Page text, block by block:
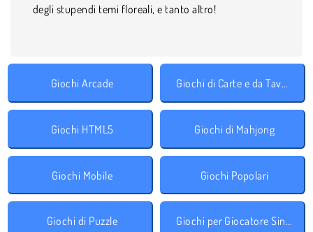
degli stupendi temi floreali, e tanto altro!
Giochi Arcade Giochi di Carte e da Tavolo
Giochi HTML5 Giochi di Mahjong
Giochi Mobile Giochi Popolari
Giochi di Puzzle Giochi per Giocatore Singolo